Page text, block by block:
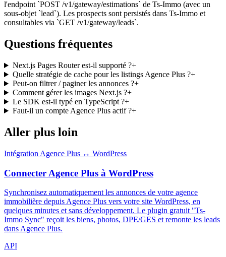
l'endpoint `POST /v1/gateway/estimations` de Ts-Immo (avec un
sous-objet `lead`). Les prospects sont persistés dans Ts-Immo et
consultables via `GET /v1/gateway/leads`.
Questions fréquentes
Next.js Pages Router est-il supporté ?+
Quelle stratégie de cache pour les listings Agence Plus ?+
Peut-on filtrer / paginer les annonces ?+
Comment gérer les images Next.js ?+
Le SDK est-il typé en TypeScript ?+
Faut-il un compte Agence Plus actif ?+
Aller plus loin
Intégration Agence Plus ↔ WordPress
Connecter Agence Plus à WordPress
Synchronisez automatiquement les annonces de votre agence
immobilière depuis Agence Plus vers votre site WordPress, en
quelques minutes et sans développement. Le plugin gratuit "Ts-
Immo Sync" reçoit les biens, photos, DPE/GES et remonte les leads
dans Agence Plus.
API